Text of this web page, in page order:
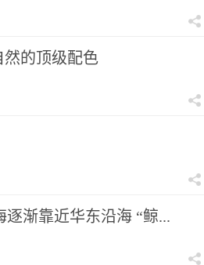
然的顶级配色
逐渐靠近华东沿海 “鲸...